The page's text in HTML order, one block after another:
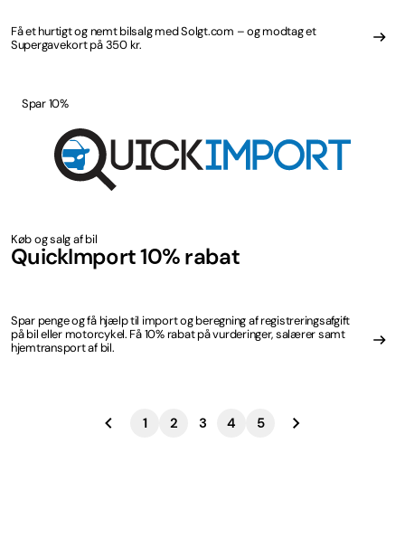
Få et hurtigt og nemt bilsalg med Solgt.com – og modtag et
Supergavekort på 350 kr.
QuickImport 10% rabat
Køb og salg af bil
Spar penge og få hjælp til import og beregning af registreringsafgift
på bil eller motorcykel. Få 10% rabat på vurderinger, salærer samt
hjemtransport af bil.
Spar 10%
1 2 3 4 5